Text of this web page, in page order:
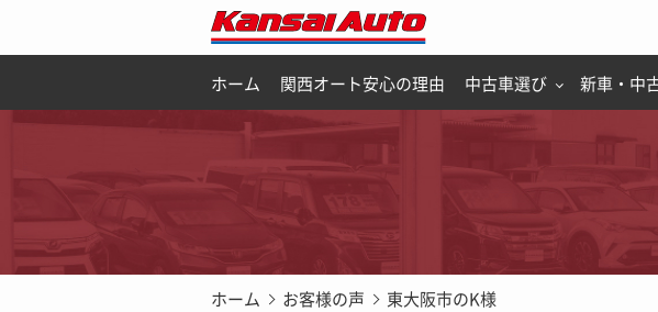
ホーム 関西オート安心の理由 中古車選び 新車・中
ホーム お客様の声 東大阪市のK様